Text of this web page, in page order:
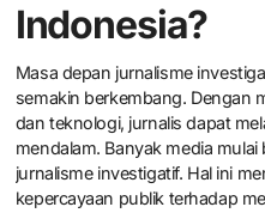
menunjukkan bahwa
penuh risiko. Kesulitan dalam
kendala, terutama di era digital
Bagaimana